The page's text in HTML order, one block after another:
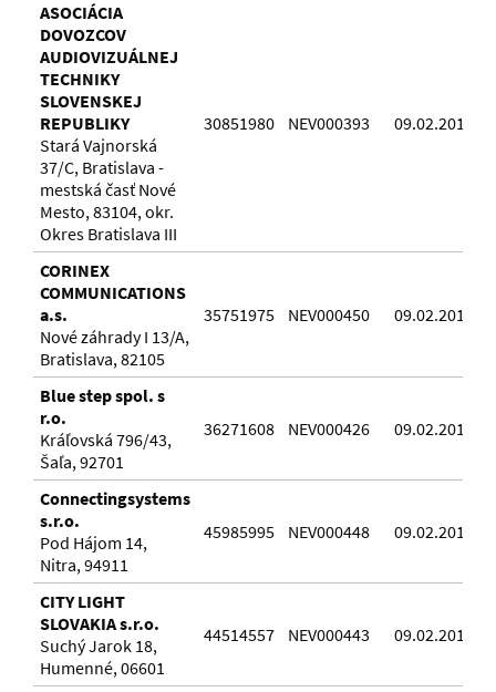
ASOCIÁCIA
DOVOZCOV
AUDIOVIZUÁLNEJ
TECHNIKY
SLOVENSKEJ
REPUBLIKY
Stará Vajnorská
37/C, Bratislava -
mestská časť Nové
Mesto, 83104, okr.
Okres Bratislava III
30851980 NEV000393 09.02.2016
CORINEX
COMMUNICATIONS
a.s.
Nové záhrady I 13/A,
Bratislava, 82105
35751975 NEV000450 09.02.2016
Blue step spol. s
r.o.
Kráľovská 796/43,
Šaľa, 92701
36271608 NEV000426 09.02.2016
Connectingsystems
s.r.o.
Pod Hájom 14,
Nitra, 94911
45985995 NEV000448 09.02.2016
CITY LIGHT
SLOVAKIA s.r.o.
Suchý Jarok 18,
Humenné, 06601
44514557 NEV000443 09.02.2016